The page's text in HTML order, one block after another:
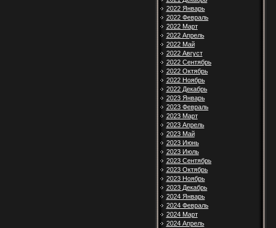
2022 Январь
2022 Февраль
2022 Март
2022 Апрель
2022 Май
2022 Август
2022 Сентябрь
2022 Октябрь
2022 Ноябрь
2022 Декабрь
2023 Январь
2023 Февраль
2023 Март
2023 Апрель
2023 Май
2023 Июнь
2023 Июль
2023 Сентябрь
2023 Октябрь
2023 Ноябрь
2023 Декабрь
2024 Январь
2024 Февраль
2024 Март
2024 Апрель